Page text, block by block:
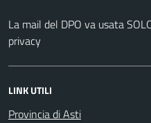
La mail del DPO va usata
privacy
LINK UTILI
Provincia di Asti